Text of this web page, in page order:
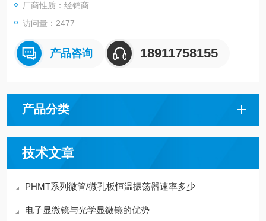
厂商性质：经销商
访问量：2477
产品咨询 18911758155
产品分类
技术文章
PHMT系列微管/微孔板恒温振荡器速率多少
电子显微镜与光学显微镜的优势